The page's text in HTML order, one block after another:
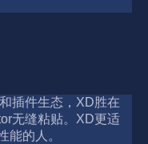
插件生态，XD胜在
无缝粘贴。XD更适
能的人。